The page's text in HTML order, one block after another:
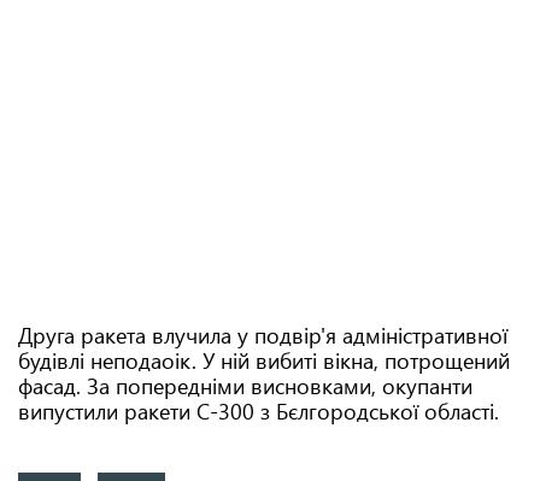
Друга ракета влучила у подвір'я адміністративної
будівлі неподаоік. У ній вибиті вікна, потрощений
фасад. За попередніми висновками, окупанти
випустили ракети С-300 з Бєлгородської області.